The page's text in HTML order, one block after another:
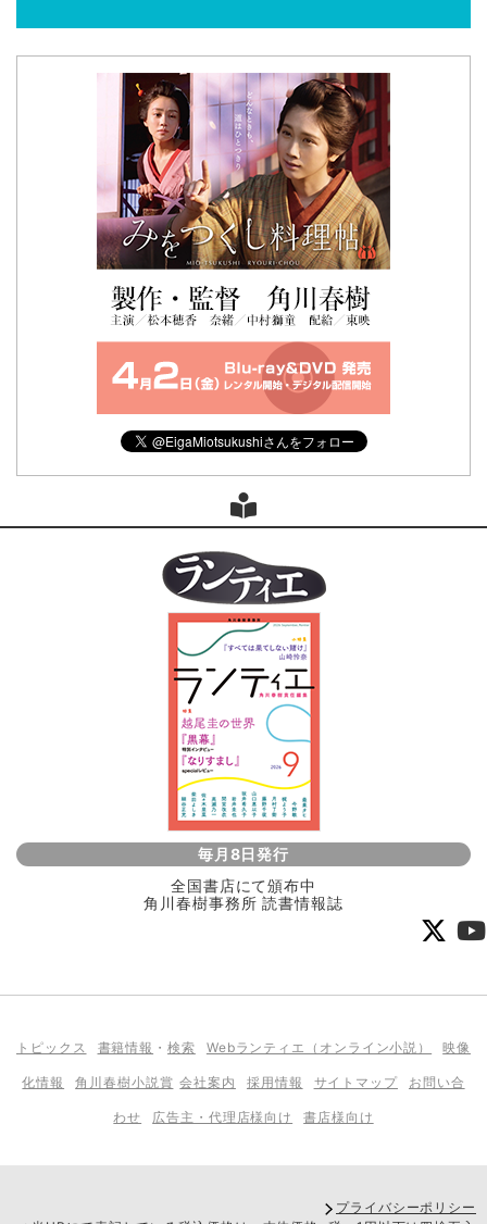
毎月8日発行
全国書店にて頒布中
角川春樹事務所 読書情報誌
トピックス 書籍情報 ・検索 Webランティエ（オンライン小説） 映像
化情報 角川春樹小説賞 会社案内 採用情報 サイトマップ お問い合
わせ 広告主・代理店様向け 書店様向け
プライバシーポリシー